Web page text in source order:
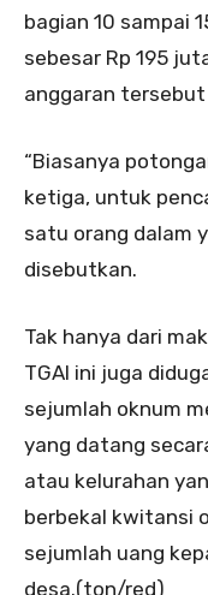
bagian 10 sampai
sebesar Rp 195
anggaran
“Biasanya
ketiga, untuk
satu orang dalam
disebutkan.
Tak hanya dari
TGAI ini juga
sejumlah oknum
yang datang
atau kelurahan
berbekal kwitansi
sejumlah uang
desa.(ton/red)